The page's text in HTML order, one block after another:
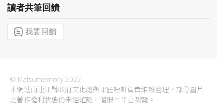
讀者共筆回饋
我要回饋
© Matsumemory 2022
本網站由連江縣政府文化處與果匠設計負責維護管理，部分圖片
之著作權利狀態仍未經確認，僅限本平台瀏覽。